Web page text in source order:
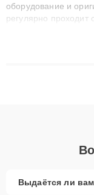
оборудование и
регулярно проходит
технику с
Выдаётся ли